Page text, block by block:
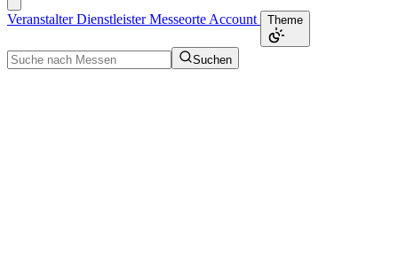
VeranstalterDienstleisterMesseorte Account Theme
Suchen